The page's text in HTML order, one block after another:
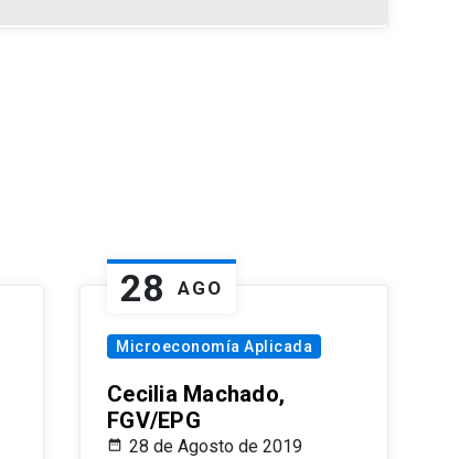
28 AGO
Microeconomía Aplicada
Cecilia Machado,
FGV/EPG
28 de Agosto de 2019